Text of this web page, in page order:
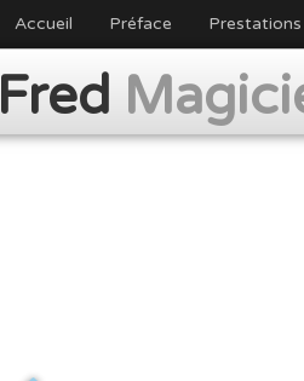
Accueil Préface Prestations
Fred